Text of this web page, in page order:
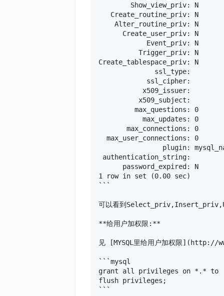
        Show_view_priv: N
   Create_routine_priv: N
    Alter_routine_priv: N
      Create_user_priv: N
            Event_priv: N
          Trigger_priv: N
Create_tablespace_priv: N
              ssl_type:
            ssl_cipher:
           x509_issuer:
          x509_subject:
         max_questions: 0
           max_updates: 0
       max_connections: 0
  max_user_connections: 0
plugin:
authentication_string:
      password_expired: N
1 row in set (0.00 sec)
```
可以看到
**给用户加权限:**
见 [MYSQL里给用户加权限
```mysql
grant all privileges on *.* to
flush privileges;
```